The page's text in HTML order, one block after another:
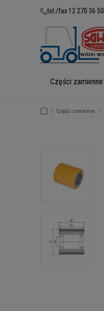
tel./fax 12 270 36 50
Części zamienne
/ Części zamienne /